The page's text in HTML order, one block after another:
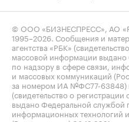
© ООО «БИЗНЕСПРЕСС», АО
1995–2026 . Сообщения и
агентства «РБК»
массовой информации
по надзору в сфере связи,
и массовых коммуникаций
за номером ИА №ФС77-63848)
(свидетельство о
выдано Федеральной службой
информационных технологий